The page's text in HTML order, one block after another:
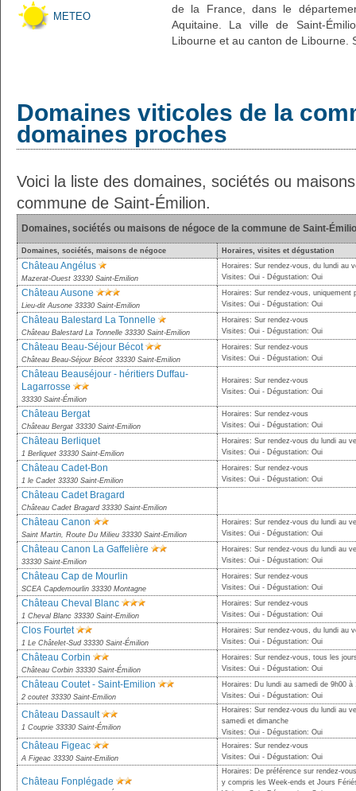
METEO
de la France, dans le
Aquitaine. La ville de Saint-
Libourne et au canton de Libourne.
Domaines viticoles de la
domaines proches
Voici la liste des domaines, sociétés ou
commune de Saint-Émilion.
Domaines, sociétés ou maisons de négoce de la commune de Saint-
Domaines, sociétés, maisons de négoce Horaires, visites et dégustation
Château Angélus
Mazerat-Ouest 33330 Saint-Emilion
Horaires: Sur rendez-vous, du lundi au
Visites: Oui - Dégustation: Oui
Château Ausone
Lieu-dit Ausone 33330 Saint-Emilion
Horaires: Sur rendez-vous, uniquement
Visites: Oui - Dégustation: Oui
Château Balestard La Tonnelle
Château Balestard La Tonnelle 33330 Saint-Emilion
Horaires: Sur rendez-vous
Visites: Oui - Dégustation: Oui
Château Beau-Séjour Bécot
Château Beau-Séjour Bécot 33330 Saint-Emilion
Horaires: Sur rendez-vous
Visites: Oui - Dégustation: Oui
Château Beauséjour - héritiers Duffau-
Lagarrosse
33330 Saint-Émilion
Horaires: Sur rendez-vous
Visites: Oui - Dégustation: Oui
Château Bergat
Château Bergat 33330 Saint-Emilion
Horaires: Sur rendez-vous
Visites: Oui - Dégustation: Oui
Château Berliquet
1 Berliquet 33330 Saint-Emilion
Horaires: Sur rendez-vous du lundi au
Visites: Oui - Dégustation: Oui
Château Cadet-Bon
1 le Cadet 33330 Saint-Emilion
Horaires: Sur rendez-vous
Visites: Oui - Dégustation: Oui
Château Cadet Bragard
Château Cadet Bragard 33330 Saint-Emilion
Château Canon
Saint Martin, Route Du Milieu 33330 Saint-Emilion
Horaires: Sur rendez-vous du lundi au
Visites: Oui - Dégustation: Oui
Château Canon La Gaffelière
33330 Saint-Emilion
Horaires: Sur rendez-vous du lundi au
Visites: Oui - Dégustation: Oui
Château Cap de Mourlin
SCEA Capdemourlin 33330 Montagne
Horaires: Sur rendez-vous
Visites: Oui - Dégustation: Oui
Château Cheval Blanc
1 Cheval Blanc 33330 Saint-Emilion
Horaires: Sur rendez-vous
Visites: Oui - Dégustation: Oui
Clos Fourtet
1 Le Châtelet-Sud 33330 Saint-Émilion
Horaires: Sur rendez-vous, du lundi au
Visites: Oui - Dégustation: Oui
Château Corbin
Château Corbin 33330 Saint-Émilion
Horaires: Sur rendez-vous, tous les
Visites: Oui - Dégustation: Oui
Château Coutet - Saint-Emilion
2 coutet 33330 Saint-Emilion
Horaires: Du lundi au samedi de 9h00 à
Visites: Oui - Dégustation: Oui
Château Dassault
1 Couprie 33330 Saint-Émilion
Horaires: Sur rendez-vous du lundi au
samedi et dimanche
Visites: Oui - Dégustation: Oui
Château Figeac
A Figeac 33330 Saint-Emilion
Horaires: Sur rendez-vous
Visites: Oui - Dégustation: Oui
Château Fonplégade
Horaires: De préférence sur rendez-
y compris les Week-ends et Jours